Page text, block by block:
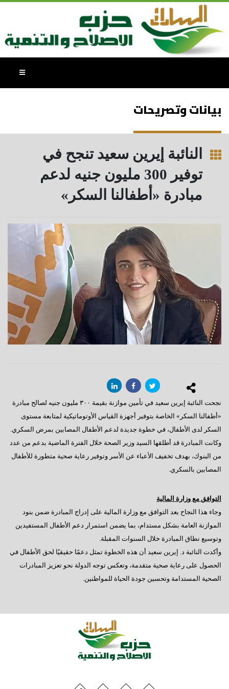
بيانات وتصريحات
النائبة إيرين سعيد تنجح في
توفير 300 مليون جنيه لدعم
مبادرة «أطفالنا السكر»
نجحت النائبة إيرين سعيد في تأمين موازنة بقيمة ٣٠٠ مليون جنيه لصالح مبادرة
«أطفالنا السكر» الخاصة بتوفير أجهزة القياس الأوتوماتيكية لمتابعة مستوى
السكر لدى الأطفال، في خطوة جديدة لدعم الأطفال المصابين بمرض السكري.
وكانت المبادرة قد أطلقها السيد وزير الصحة خلال الفترة الماضية بدعم من عدد
من البنوك، بهدف تخفيف الأعباء عن الأسر وتوفير رعاية صحية متطورة للأطفال
المصابين بالسكري.
التوافق مع وزارة المالية
وجاء هذا النجاح بعد التوافق مع وزارة المالية على إدراج المبادرة ضمن بنود
الموازنة العامة بشكل مستدام، بما يضمن استمرار دعم الأطفال المستفيدين
وتوسيع نطاق المبادرة خلال السنوات المقبلة.
وأكدت النائبة د. إيرين سعيد أن هذه الخطوة تمثل دعمًا حقيقيًا لحق الأطفال في
الحصول على رعاية صحية متقدمة، وتعكس توجه الدولة نحو تعزيز المبادرات
الصحية المستدامة وتحسين جودة الحياة للمواطنين.